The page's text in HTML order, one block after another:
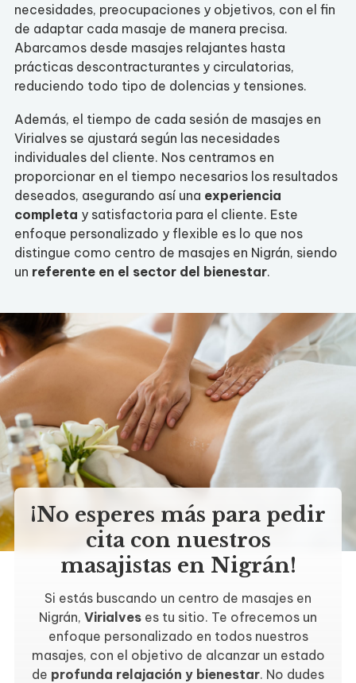
necesidades, preocupaciones y objetivos, con el fin
de adaptar cada masaje de manera precisa.
Abarcamos desde masajes relajantes hasta
prácticas descontracturantes y circulatorias,
reduciendo todo tipo de dolencias y tensiones.
Además, el tiempo de cada sesión de masajes en
Virialves se ajustará según las necesidades
individuales del cliente. Nos centramos en
proporcionar en el tiempo necesarios los resultados
deseados, asegurando así una experiencia
completa y satisfactoria para el cliente. Este
enfoque personalizado y flexible es lo que nos
distingue como centro de masajes en Nigrán, siendo
un referente en el sector del bienestar.
¡No esperes más para pedir
cita con nuestros
masajistas en Nigrán!
Si estás buscando un centro de masajes en
Nigrán, Virialves es tu sitio. Te ofrecemos un
enfoque personalizado en todos nuestros
masajes, con el objetivo de alcanzar un estado
de profunda relajación y bienestar. No dudes